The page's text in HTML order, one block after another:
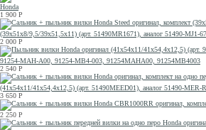
Honda
1 900 Р
(39x51x8/9,5/39x51,5x11) (арт. 51490MR1671), аналог 51490-
2 000 Р
91254-MAH-A00, 91254-MB4-003, 91254MAHA00, 91254MB4003
2 540 Р
(41x54x11/41x54,4x12,5) (арт. 51490MEED01), аналог 51490-
3 650 Р
2 250 Р